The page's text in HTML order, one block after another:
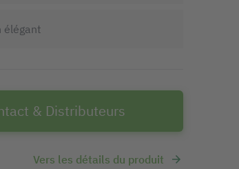
élégant
& Distributeurs
Vers les détails du produit